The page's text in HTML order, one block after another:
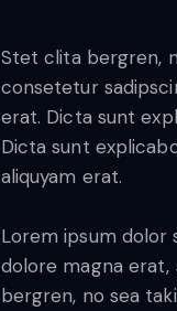
Stet clita bergren,
consetetur
erat. Dicta sunt
Dicta sunt
aliquyam erat.
Lorem ipsum dolor
dolore magna
bergren, no sea